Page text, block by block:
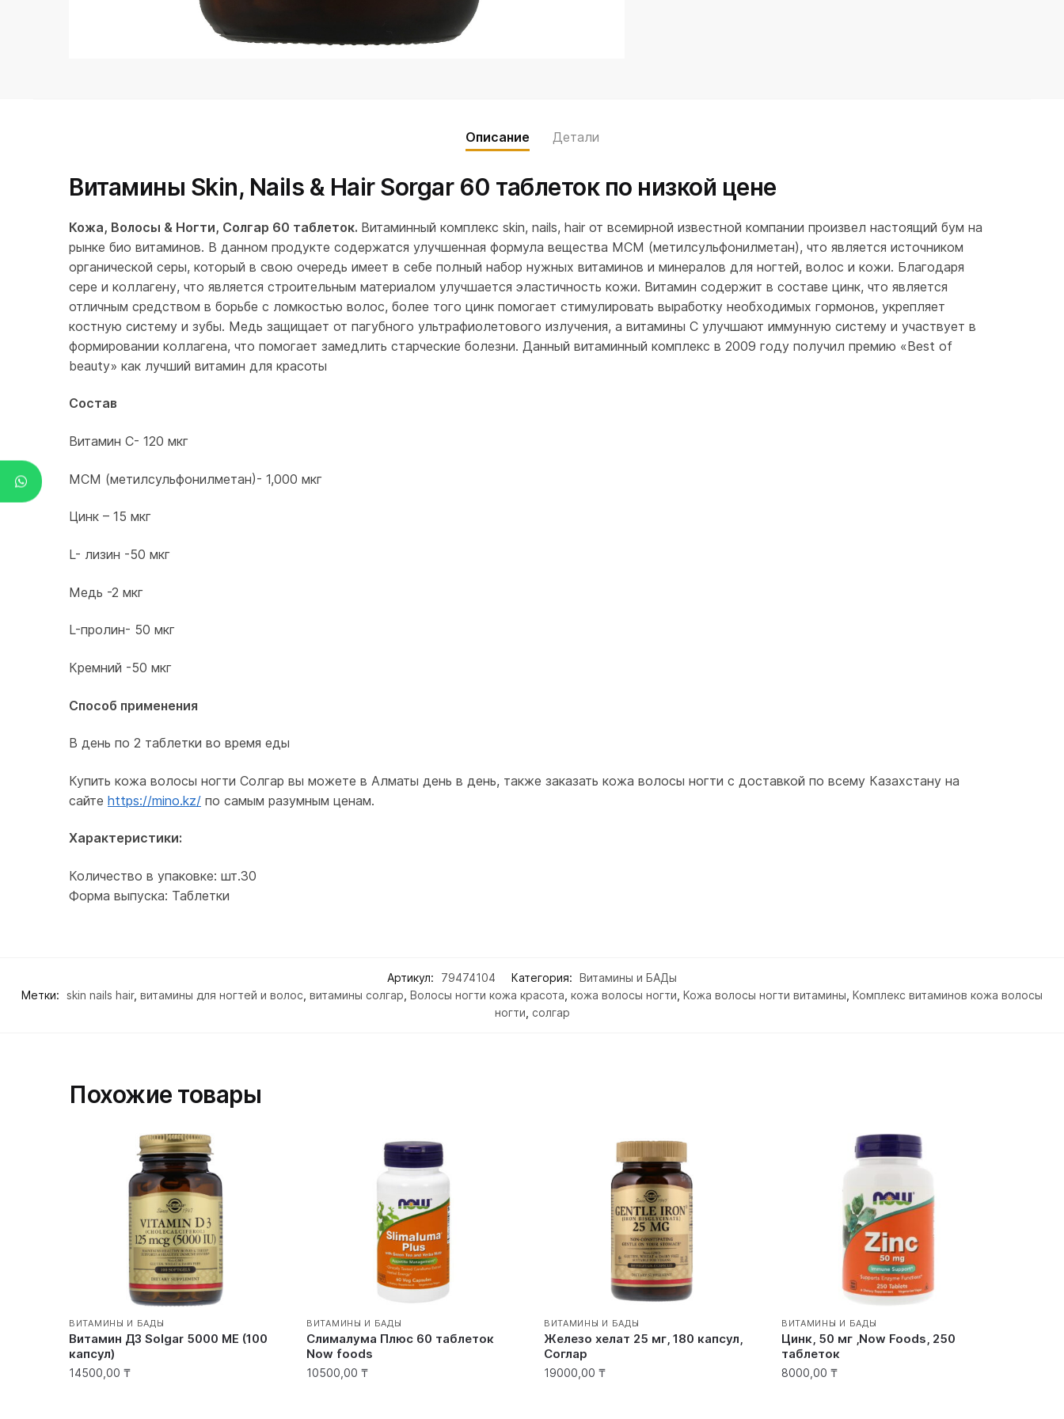
Описание Детали
Витамины Skin, Nails & Hair Sorgar 60 таблеток по низкой цене
Кожа, Волосы & Ногти, Солгар 60 таблеток. Витаминный комплекс skin, nails, hair от всемирной известной компании произвел настоящий бум на
рынке био витаминов. В данном продукте содержатся улучшенная формула вещества МСМ (метилсульфонилметан), что является источником
органической серы, который в свою очередь имеет в себе полный набор нужных витаминов и минералов для ногтей, волос и кожи. Благодаря
сере и коллагену, что является строительным материалом улучшается эластичность кожи. Витамин содержит в составе цинк, что является
отличным средством в борьбе с ломкостью волос, более того цинк помогает стимулировать выработку необходимых гормонов, укрепляет
костную систему и зубы. Медь защищает от пагубного ультрафиолетового излучения, а витамины С улучшают иммунную систему и участвует в
формировании коллагена, что помогает замедлить старческие болезни. Данный витаминный комплекс в 2009 году получил премию «Best of
beauty» как лучший витамин для красоты
Состав
Витамин С- 120 мкг
МСМ (метилсульфонилметан)- 1,000 мкг
Цинк – 15 мкг
L- лизин -50 мкг
Медь -2 мкг
L-пролин- 50 мкг
Кремний -50 мкг
Способ применения
В день по 2 таблетки во время еды
Купить кожа волосы ногти Солгар вы можете в Алматы день в день, также заказать кожа волосы ногти с доставкой по всему Казахстану на
сайтеhttps://mino.kz/ по самым разумным ценам.
Характеристики:
Количество в упаковке: шт.30
Форма выпуска: Таблетки
Артикул: 79474104 Категория: Витамины и БАДы
Метки: skin nails hair, витамины для ногтей и волос витамины солгар Волосы ногти кожа красота кожа волосы ногти Кожа волосы ногти витамины Комплекс витаминов кожа волосы
ногти солгар
Похожие товары
ВИТАМИНЫ И БАДЫ
Витамин Д3 Solgar 5000 ME (100
капсул)
14500,00₸
ВИТАМИНЫ И БАДЫ
Слималума Плюс 60 таблеток
Now foods
10500,00 ₸
ВИТАМИНЫ И БАДЫ
Железо хелат 25 мг, 180 капсул,
Соглар
19000,00 ₸
ВИТАМИНЫ И БАДЫ
Цинк, 50 мг ,Now Foods, 250
таблеток
8000,00 ₸